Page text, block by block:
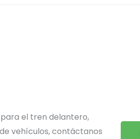
el tren delantero,
vehículos, contáctanos